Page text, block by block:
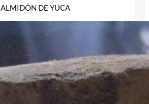
ALMIDÓN DE YUCA